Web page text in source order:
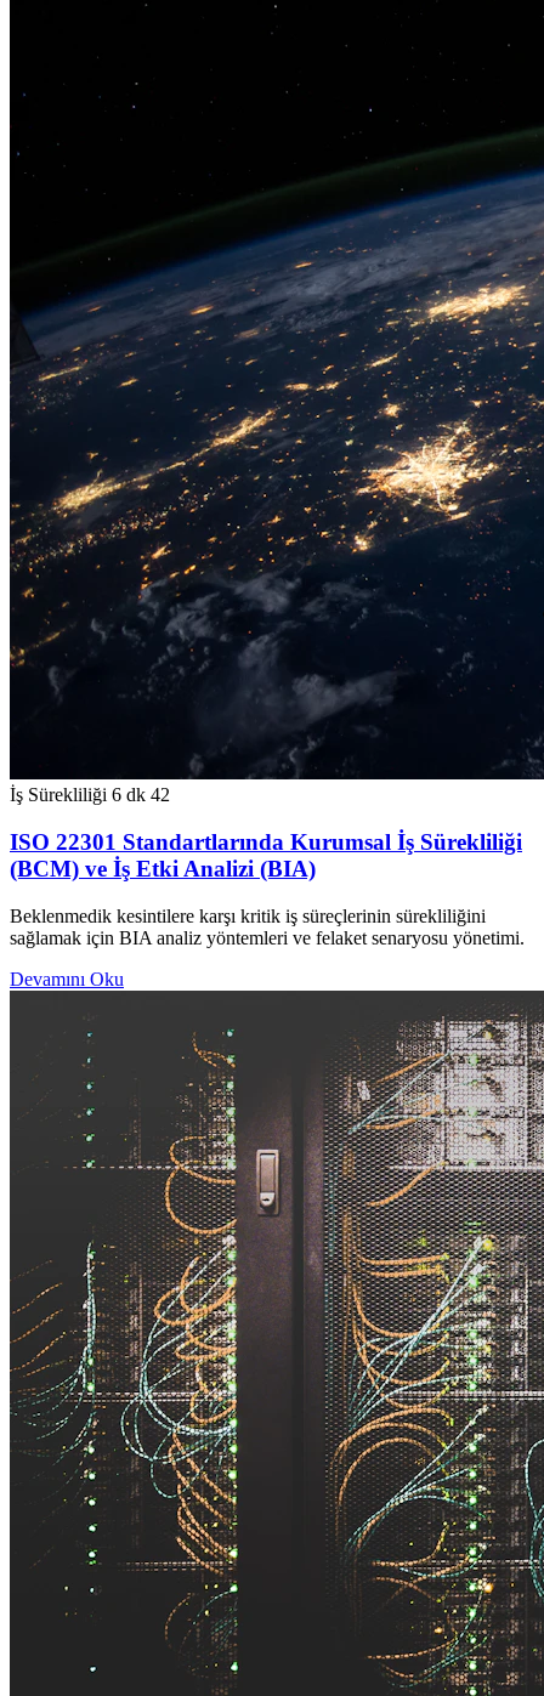
İş Sürekliliği 6 dk 42
ISO 22301 Standartlarında Kurumsal İş Sürekliliği
(BCM) ve İş Etki Analizi (BIA)
Beklenmedik kesintilere karşı kritik iş süreçlerinin sürekliliğini
sağlamak için BIA analiz yöntemleri ve felaket senaryosu yönetimi.
Devamını Oku